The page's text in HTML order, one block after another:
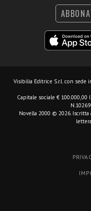
Visibilia Editrice S.r.l. con sede
Capitale sociale € 100.000,00
Novella 2000 © 2026.